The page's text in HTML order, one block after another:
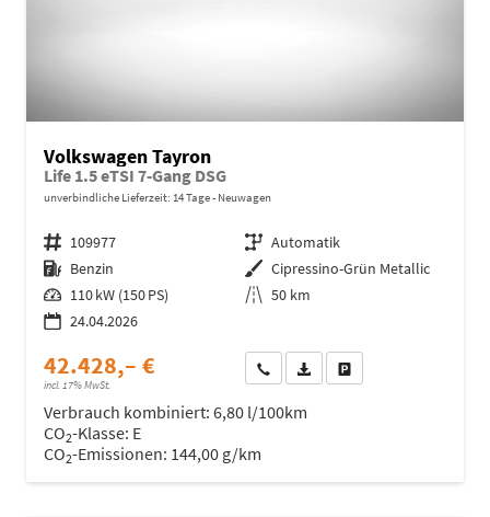
Volkswagen Tayron
Life 1.5 eTSI 7-Gang DSG
unverbindliche Lieferzeit: 14 Tage Neuwagen
Fahrzeugnr. 109977 Getriebe Automatik
Kraftstoff Benzin Außenfarbe Cipressino-Grün Metallic
Leistung 110 kW (150 PS) Kilometerstand 50 km
24.04.2026
42.428,– €
incl. 17% MwSt.
Wir rufen Sie anFahrzeugexposé (PDF)
Verbrauch kombiniert: 6,80 l/100km
CO2-Klasse: E
CO2-Emissionen: 144,00 g/km